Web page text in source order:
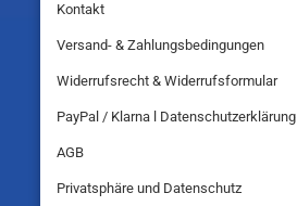
Kontakt
Versand- & Zahlungsbedingungen
Widerrufsrecht & Widerrufsformular
PayPal / Klarna l Datenschutzerklärung
AGB
Privatsphäre und Datenschutz